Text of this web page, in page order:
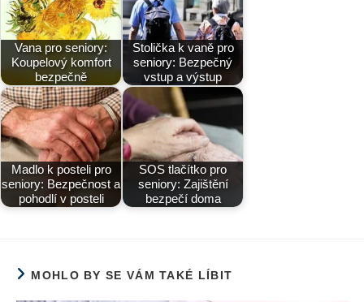
Vana pro seniory:
Koupelový komfort
bezpečně
Stolička k vaně pro
seniory: Bezpečný
vstup a výstup
Madlo k posteli pro
seniory: Bezpečnost a
pohodlí v posteli
SOS tlačítko pro
seniory: Zajištění
bezpečí doma
MOHLO BY SE VÁM TAKÉ LÍBIT